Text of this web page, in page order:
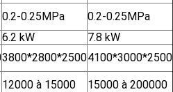
0.2-0.25MPa
0.2-0.25MPa
6.2 kW
7.8 kW
3800*2800*25004100*3000*2500
12000 à 15000 15000 à 200000